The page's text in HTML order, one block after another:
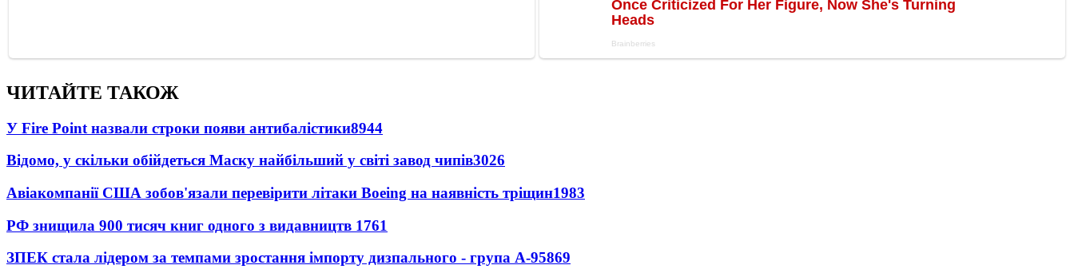
ЧИТАЙТЕ ТАКОЖ
У Fire Point назвали строки появи антибалістики8944
Відомо, у скільки обійдеться Маску найбільший у світі завод чипів3026
Авіакомпанії США зобов'язали перевірити літаки Boeing на наявність тріщин1983
РФ знищила 900 тисяч книг одного з видавництв 1761
ЗПЕК стала лідером за темпами зростання імпорту дизпального - група А-95869